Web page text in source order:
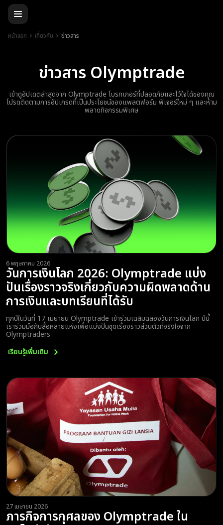
หน้าแรก เกี่ยวกับ ข่าวสาร
ข่าวสาร Olymptrade
เข้าดูอัปเดตล่าสุดจาก Olymptrade โบรกเกอร์ที่ปลอดภัยและไว้ใจได้ของคุณ
โปรดติดตามการอัปเกรดที่เป็นประโยชน์ของแพลตฟอร์ม ฟีเจอร์ใหม่ ๆ และห้าม
พลาดกิจกรรมพิเศษ
6 พฤษภาคม 2026
วันการเงินโลก 2026: Olymptrade แบ่ง
ปันเรื่องราวจริงเกี่ยวกับความผิดพลาดด้าน
การเงินและบทเรียนที่ได้รับ
ทุกปีในวันที่ 17 เมษายน Olymptrade เข้าร่วมเฉลิมฉลองวันการเงินโลก ปีนี้
เราร่วมมือกับสื่อหลายแห่งเพื่อแบ่งปันชุดเรื่องราวส่วนตัวที่จริงใจจาก
Olymptraders
เรียนรู้เพิ่มเติม
27 เมษายน 2026
ภารกิจการกุศลของ Olymptrade ใน